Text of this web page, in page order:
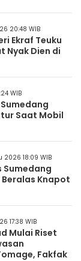
20:48 WIB
Ekraf Teuku
Nyak Dien di
WIB
Saat Mobil
2026 18:09 WIB
Sumedang
Knapot
17:38 WIB
Mulai Riset
Fakfak